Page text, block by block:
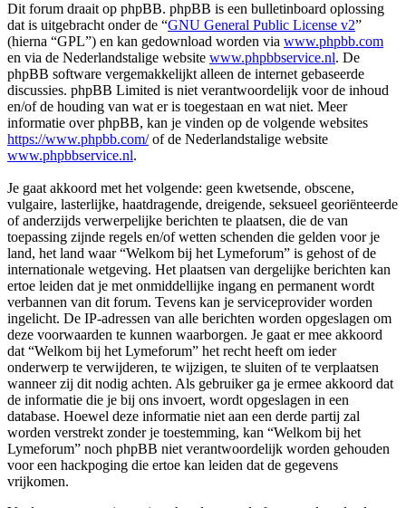
Dit forum draait op phpBB. phpBB is een bulletinboard oplossing
dat is uitgebracht onder de “GNU General Public License v2”
(hierna “GPL”) en kan gedownload worden via www.phpbb.com
en via de Nederlandstalige website www.phpbbservice.nl. De
phpBB software vergemakkelijkt alleen de internet gebaseerde
discussies. phpBB Limited is niet verantwoordelijk voor de inhoud
en/of de houding van wat er is toegestaan en wat niet. Meer
informatie over phpBB, kan je vinden op de volgende websites
https://www.phpbb.com/of de Nederlandstalige website
www.phpbbservice.nl.
Je gaat akkoord met het volgende: geen kwetsende, obscene,
vulgaire, lasterlijke, haatdragende, dreigende, seksueel georiënteerde
of anderzijds verwerpelijke berichten te plaatsen, die de van
toepassing zijnde regels en/of wetten schenden die gelden voor je
land, het land waar “Welkom bij het Lymeforum” is gehost of de
internationale wetgeving. Het plaatsen van dergelijke berichten kan
ertoe leiden dat je met onmiddellijke ingang en permanent wordt
verbannen van dit forum. Tevens kan je serviceprovider worden
ingelicht. De IP-adressen van alle berichten worden opgeslagen om
deze voorwaarden te kunnen waarborgen. Je gaat er mee akkoord
dat “Welkom bij het Lymeforum” het recht heeft om ieder
onderwerp te verwijderen, te wijzigen, te sluiten of te verplaatsen
wanneer zij dit nodig achten. Als gebruiker ga je ermee akkoord dat
de informatie die je bij ons invoert, wordt opgeslagen in een
database. Hoewel deze informatie niet aan een derde partij zal
worden verstrekt zonder je toestemming, kan “Welkom bij het
Lymeforum” noch phpBB niet verantwoordelijk worden gehouden
voor een hackpoging die ertoe kan leiden dat de gegevens
vrijkomen.